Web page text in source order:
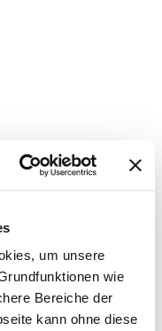
um unsere
wie
Bereiche der
kann ohne diese